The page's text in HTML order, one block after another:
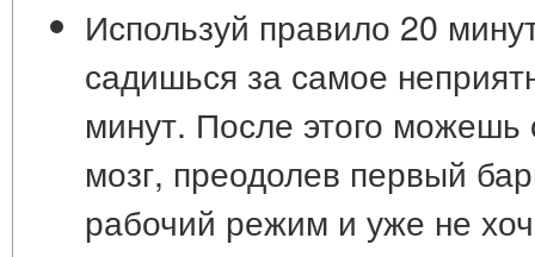
Используй правило 20
садишься за самое
минут. После этого можешь
мозг, преодолев первый
рабочий режим и уже не